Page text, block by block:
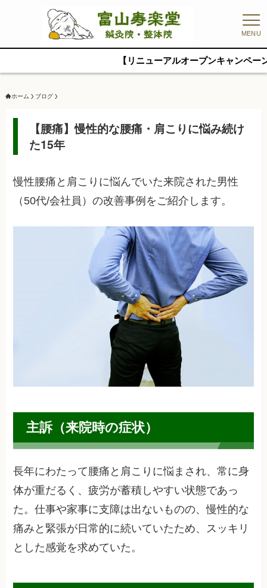
MENU
【リニューアルオープンキャンペーン】初回
ホーム ブログ
【腰痛】慢性的な腰痛・肩こりに悩み続け
た15年
慢性腰痛と肩こりに悩んでいた来院された男性
（50代/会社員）の改善事例をご紹介します。
主訴（来院時の症状）
長年にわたって腰痛と肩こりに悩まされ、常に身
体が重だるく、疲労が蓄積しやすい状態であっ
た。仕事や家事に支障は出ないものの、慢性的な
痛みと緊張が日常的に続いていたため、スッキリ
とした感覚を求めていた。